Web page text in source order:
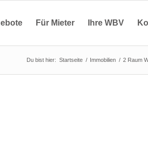
Für Mieter Ihre WBV
Du bist hier: Startseite / Immobilien / 2 Raum